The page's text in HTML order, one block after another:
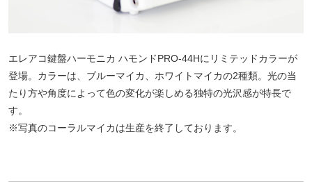
エレアコ鍵盤ハーモニカ ハモンドPRO-44Hにリミテッドカラーが
登場。カラーは、ブルーマイカ、ホワイトマイカの2種類。光の当
たり方や角度によって色の変化が楽しめる独特の光沢感が特長で
す。
※写真のコーラルマイカは生産を終了しております。